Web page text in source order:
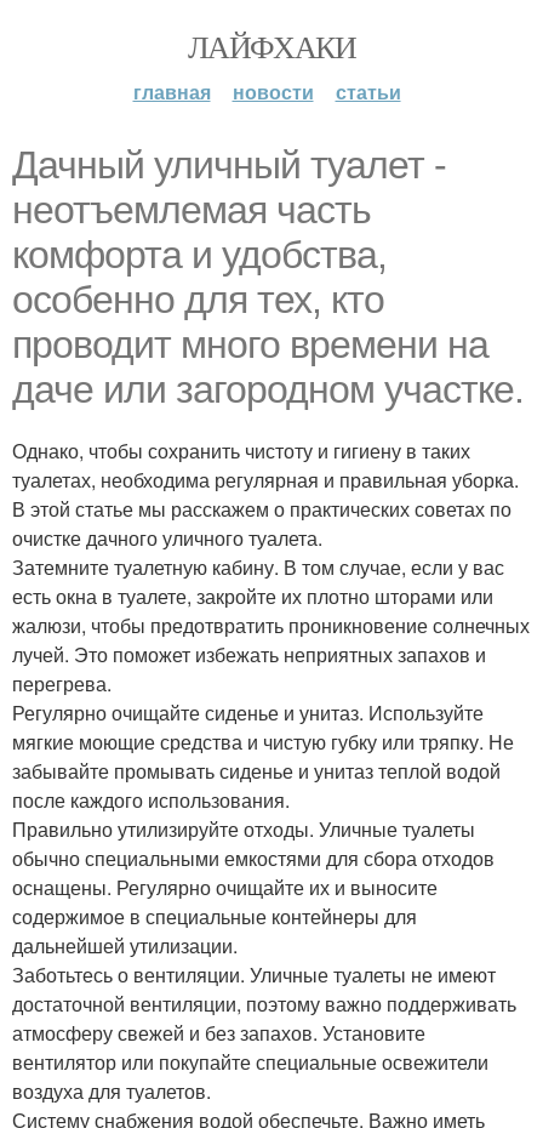
ЛАЙФХАКИ
главная новости статьи
Дачный уличный туалет -
неотъемлемая часть
комфорта и удобства,
особенно для тех, кто
проводит много времени на
даче или загородном участке.
Однако, чтобы сохранить чистоту и гигиену в таких
туалетах, необходима регулярная и правильная уборка.
В этой статье мы расскажем о практических советах по
очистке дачного уличного туалета.
Затемните туалетную кабину. В том случае, если у вас
есть окна в туалете, закройте их плотно шторами или
жалюзи, чтобы предотвратить проникновение солнечных
лучей. Это поможет избежать неприятных запахов и
перегрева.
Регулярно очищайте сиденье и унитаз. Используйте
мягкие моющие средства и чистую губку или тряпку. Не
забывайте промывать сиденье и унитаз теплой водой
после каждого использования.
Правильно утилизируйте отходы. Уличные туалеты
обычно специальными емкостями для сбора отходов
оснащены. Регулярно очищайте их и выносите
содержимое в специальные контейнеры для
дальнейшей утилизации.
Заботьтесь о вентиляции. Уличные туалеты не имеют
достаточной вентиляции, поэтому важно поддерживать
атмосферу свежей и без запахов. Установите
вентилятор или покупайте специальные освежители
воздуха для туалетов.
Систему снабжения водой обеспечьте. Важно иметь